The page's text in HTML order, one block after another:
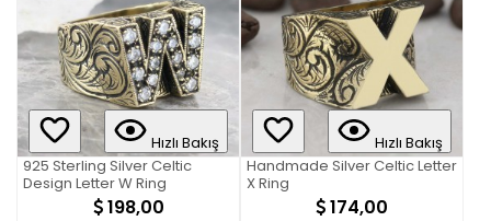
Hızlı Bakış
925 Sterling Silver Celtic
Design Letter W Ring
198,00
Hızlı Bakış
Handmade Silver Celtic Letter
X Ring
174,00